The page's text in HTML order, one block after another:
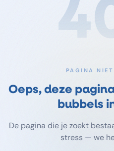
PAGINA NIET
Oeps, deze
bubbels
De pagina die je zoekt
stress — we